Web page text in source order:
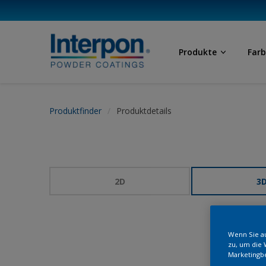
Produkte
Produktfinder Produktdetails
2D 3D
Wenn Sie
zu, um die